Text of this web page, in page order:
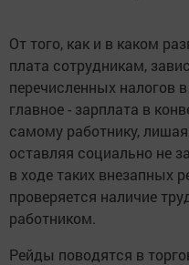
От того, как и в каком
плата сотрудникам,
перечисленных налогов
главное - зарплата в
самому работнику,
оставляя социально не
в ходе таких внезапных
проверяется наличие
работником.
Рейды поводятся в